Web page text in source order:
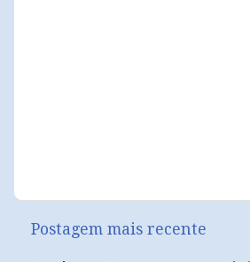
Postagem mais recente